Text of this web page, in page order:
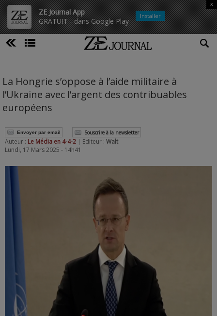
ZE Journal App
GRATUIT - dans Google Play
x
Installer
La Hongrie s’oppose à l’aide militaire à
l’Ukraine avec l’argent des contribuables
européens
Envoyer par email Souscrire à la newsletter
Auteur : Le Média en 4-4-2 | Editeur : Walt
Lundi, 17 Mars 2025 - 14h41